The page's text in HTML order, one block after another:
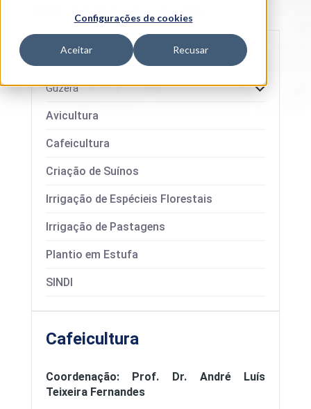
Configurações de cookies
Aceitar Recusar
Guzerá
O Programa
Infraestrutura
Avicultura
Cafeicultura
Criação de Suínos
Irrigação de Espécieis Florestais
Irrigação de Pastagens
Plantio em Estufa
SINDI
Cafeicultura
Coordenação: Prof. Dr. André Luís
Teixeira Fernandes